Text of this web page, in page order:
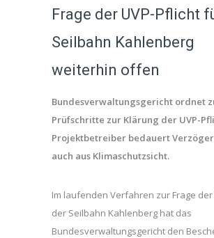
Frage der UVP-Pflicht
Seilbahn Kahlenberg
weiterhin offen
Bundesverwaltungsgericht ordnet
Prüfschritte zur Klärung der UVP-
Projektbetreiber bedauert
auch aus Klimaschutzsicht.
Im laufenden Verfahren zur Frage der
der Seilbahn Kahlenberg hat das
Bundesverwaltungsgericht den